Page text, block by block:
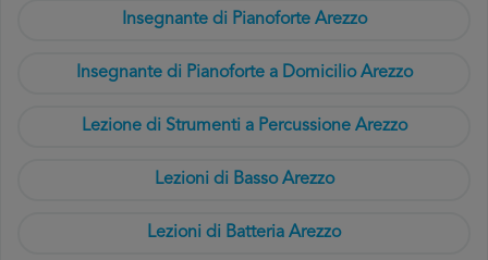
Insegnante di Pianoforte Arezzo
Insegnante di Pianoforte a Domicilio Arezzo
Lezione di Strumenti a Percussione Arezzo
Lezioni di Basso Arezzo
Lezioni di Batteria Arezzo